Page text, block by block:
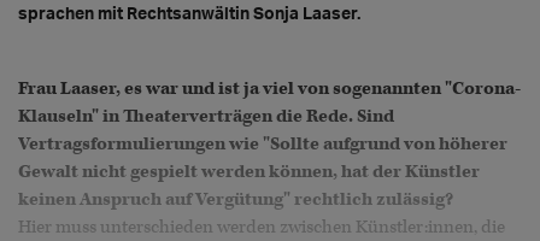
sprachen mit Rechtsanwältin Sonja Laaser.
Frau Laaser, es war und ist ja viel von sogenannten "Corona-
Klauseln" in Theaterverträgen die Rede. Sind
Vertragsformulierungen wie "Sollte aufgrund von höherer
Gewalt nicht gespielt werden können, hat der Künstler
keinen Anspruch auf Vergütung" rechtlich zulässig?
Hier muss unterschieden werden zwischen Künstler:innen, die